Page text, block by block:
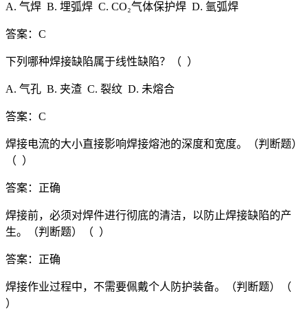
A. 气焊 B. 埋弧焊 C. CO₂气体保护焊 D. 氩弧焊
答案：C
下列哪种焊接缺陷属于线性缺陷？（ ）
A. 气孔 B. 夹渣 C. 裂纹 D. 未熔合
答案：C
焊接电流的大小直接影响焊接熔池的深度和宽度。（判断题）
（ ）
答案：正确
焊接前，必须对焊件进行彻底的清洁，以防止焊接缺陷的产
生。（判断题）（ ）
答案：正确
焊接作业过程中，不需要佩戴个人防护装备。（判断题）（
）